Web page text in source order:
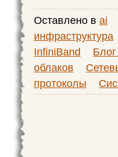
Оставлено в ai
инфраструктура
InfiniBand
облаков
протоколы